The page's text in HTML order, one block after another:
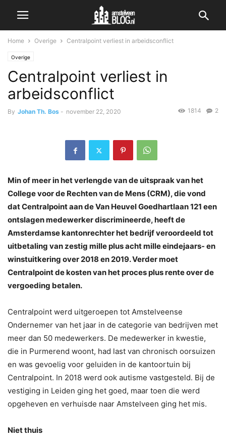
Home Overige Centralpoint verliest in arbeidsconflict
Overige
Centralpoint verliest in
arbeidsconflict
By Johan Th. Bos - november 22, 2020 2
1814
Min of meer in het verlengde van de uitspraak van het
College voor de Rechten van de Mens (CRM), die vond
dat Centralpoint aan de Van Heuvel Goedhartlaan 121 een
ontslagen medewerker discrimineerde, heeft de
Amsterdamse kantonrechter het bedrijf veroordeeld tot
uitbetaling van zestig mille plus acht mille eindejaars- en
winstuitkering over 2018 en 2019. Verder moet
Centralpoint de kosten van het proces plus rente over de
vergoeding betalen.
Centralpoint werd uitgeroepen tot Amstelveense
Ondernemer van het jaar in de categorie van bedrijven met
meer dan 50 medewerkers. De medewerker in kwestie,
die in Purmerend woont, had last van chronisch oorsuizen
en was gevoelig voor geluiden in de kantoortuin bij
Centralpoint. In 2018 werd ook autisme vastgesteld. Bij de
vestiging in Leiden ging het goed, maar toen die werd
opgeheven en verhuisde naar Amstelveen ging het mis.
Niet thuis